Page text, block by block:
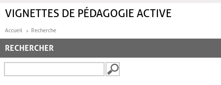
VIGNETTES DE PÉDAGOGIE ACTIVE
Accueil Recherche
RECHERCHER